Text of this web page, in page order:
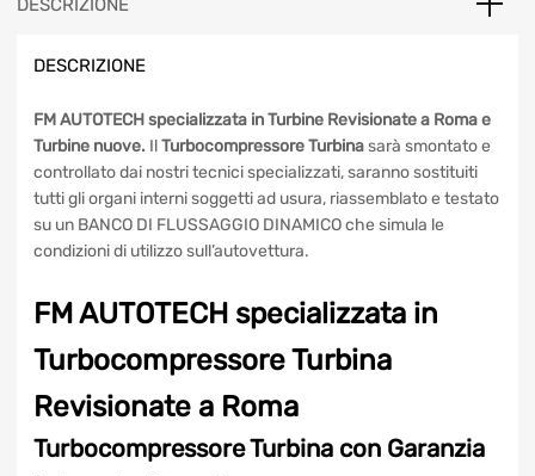
Peugeot,
1.4
FM AUTOTECH specializzata in Turbine Revisionate a Roma
e Turbine nuove.IlTurbocompressore Turbinasarà
smontato e controllato dai nostri tecnici specializzati,
saranno sostituiti tutti gli organi interni soggetti ad usura,
riassemblato e testato su un BANCO DI FLUSSAGGIO
sull’autovettura.
FM AUTOTECH specializzata in
Turbocompressore Turbina
Revisionate a Roma